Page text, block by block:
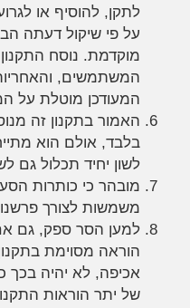
לתקן, להוסיף או
על פי שיקול דעתה
מוקדמת. נוסח
המשתמשים,
המעודכן מוטלת על
האמור בתקנון זה
בלבד, אולם הוא
לשון יחיד תכלול גם
מובהר כי כותרות
משמשות לצורך
למען הסר ספק, גם
הוראה מסוימת
אכיפה, לא יהיה בכך
של יתר הוראות